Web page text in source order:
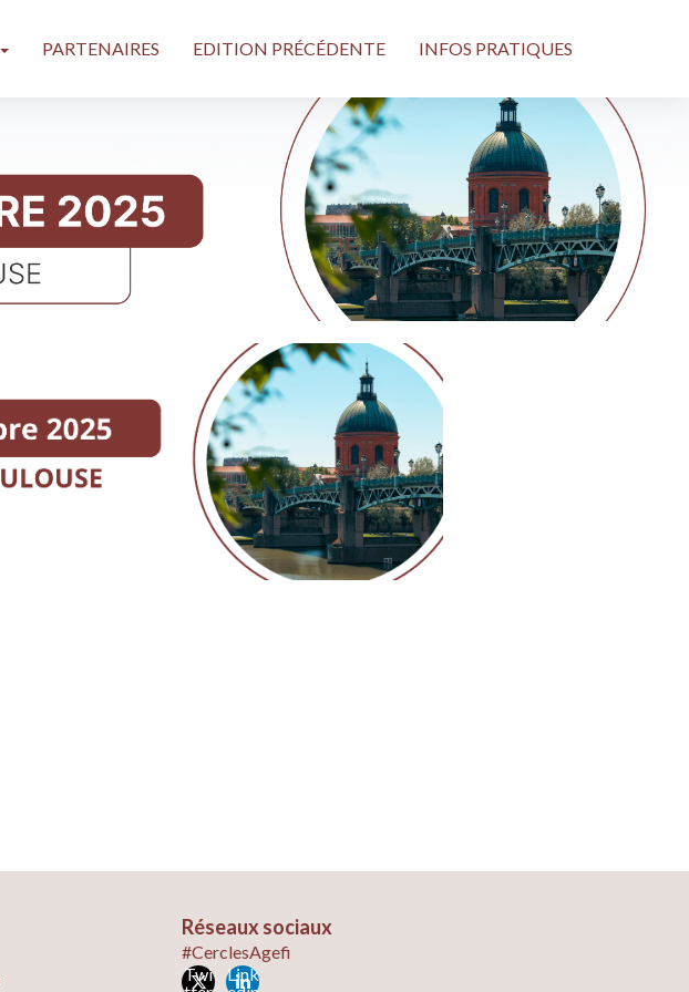
PARTENAIRES EDITION PRÉCÉDENTE INFOS PRATIQUES
Réseaux sociaux
#CerclesAgefi
Twi
Link